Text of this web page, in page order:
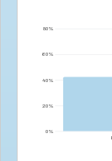
0 %
20 %
40 %
60 %
80 %